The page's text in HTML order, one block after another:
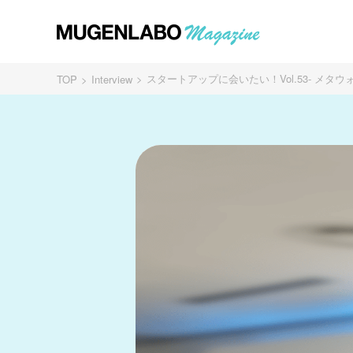
TOP Interview スタートアップに会いたい！Vol.53- メタウ